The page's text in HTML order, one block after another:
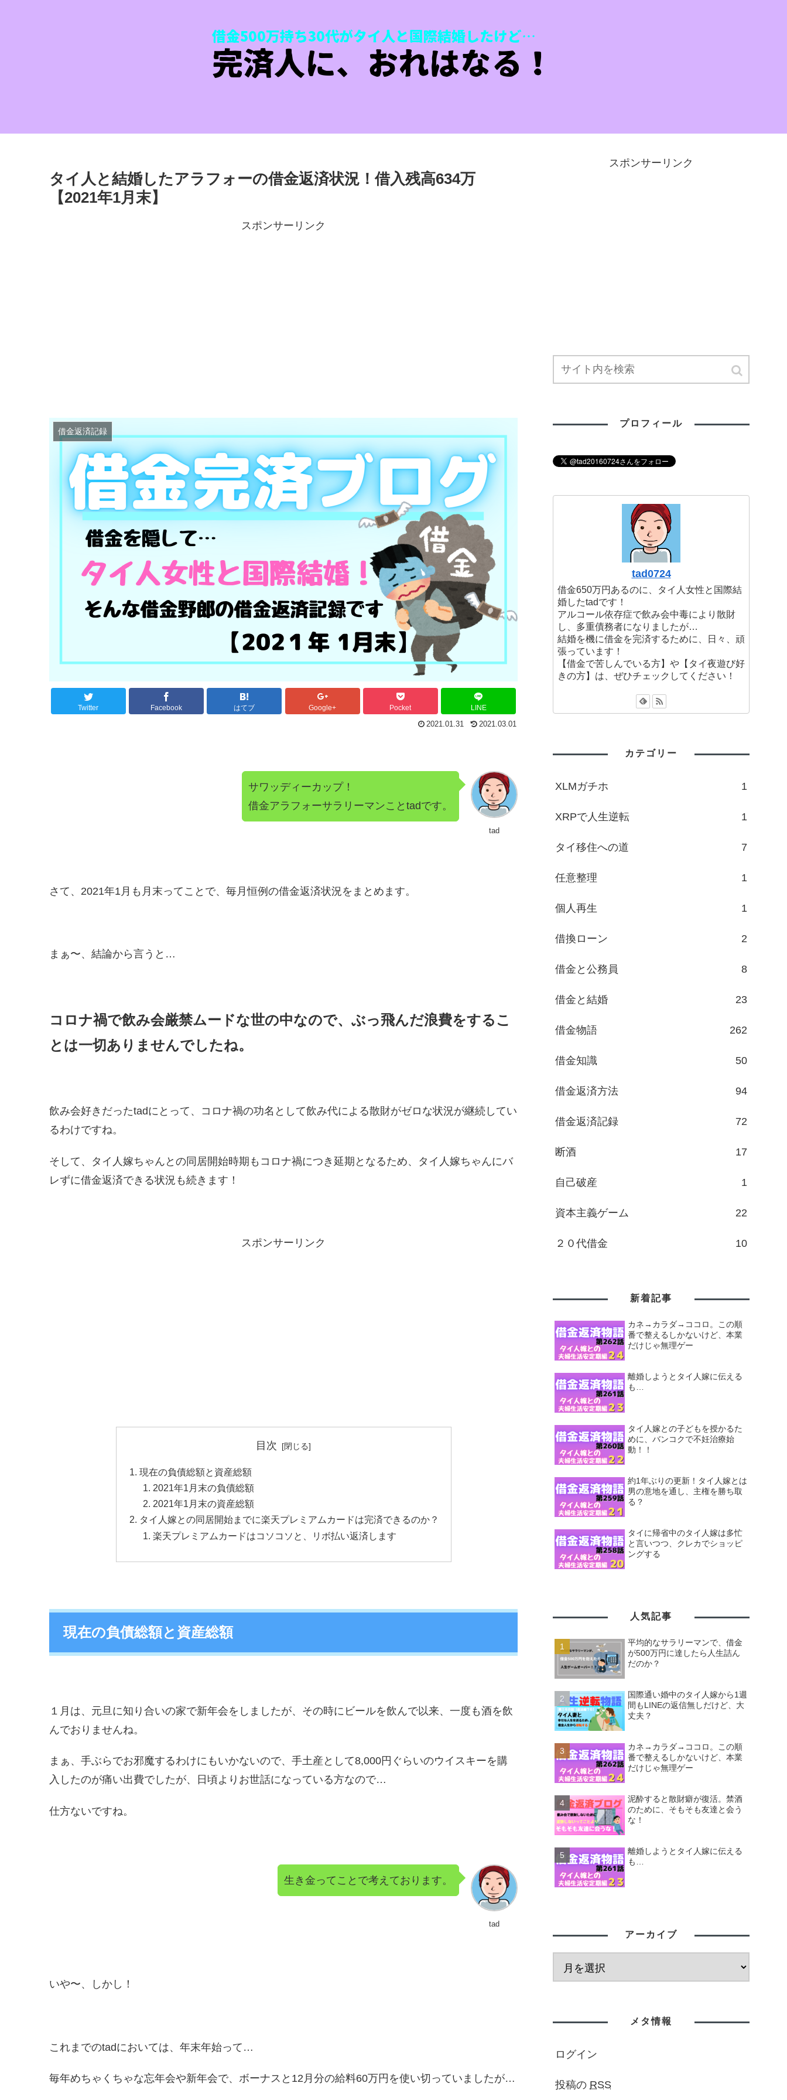
タイ人と結婚したアラフォーの借金返済状況！借入残高634万
【2021年1月末】
スポンサーリンク
借金返済記録
Twitter Facebook はてブ Google+ Pocket LINE
2021.01.31 2021.03.01
tad
サワッディーカップ！
借金アラフォーサラリーマンことtadです。
さて、2021年1月も月末ってことで、毎月恒例の借金返済状況をまとめます。
まぁ〜、結論から言うと…
コロナ禍で飲み会厳禁ムードな世の中なので、ぶっ飛んだ浪費をするこ
とは一切ありませんでしたね。
飲み会好きだったtadにとって、コロナ禍の功名として飲み代による散財がゼロな状況が継続してい
るわけですね。
そして、タイ人嫁ちゃんとの同居開始時期もコロナ禍につき延期となるため、タイ人嫁ちゃんにバ
レずに借金返済できる状況も続きます！
スポンサーリンク
目次
現在の負債総額と資産総額
2021年1月末の負債総額
2021年1月末の資産総額
タイ人嫁との同居開始までに楽天プレミアムカードは完済できるのか？
楽天プレミアムカードはコソコソと、リボ払い返済します
現在の負債総額と資産総額
１月は、元旦に知り合いの家で新年会をしましたが、その時にビールを飲んで以来、一度も酒を飲
んでおりませんね。
まぁ、手ぶらでお邪魔するわけにもいかないので、手土産として8,000円ぐらいのウイスキーを購
入したのが痛い出費でしたが、日頃よりお世話になっている方なので…
仕方ないですね。
tad
生き金ってことで考えております。
いや〜、しかし！
これまでのtadにおいては、年末年始って…
毎年めちゃくちゃな忘年会や新年会で、ボーナスと12月分の給料60万円を使い切っていましたが…
スポンサーリンク
プロフィール
tad0724
借金650万円あるのに、タイ人女性と国際結
婚したtadです！
アルコール依存症で飲み会中毒により散財
し、多重債務者になりましたが…
結婚を機に借金を完済するために、日々、頑
張っています！
【借金で苦しんでいる方】や【タイ夜遊び好
きの方】は、ぜひチェックしてください！
カテゴリー
XLMガチホ 1
XRPで人生逆転 1
タイ移住への道 7
任意整理 1
個人再生 1
借換ローン 2
借金と公務員 8
借金と結婚 23
借金物語 262
借金知識 50
借金返済方法 94
借金返済記録 72
断酒 17
自己破産 1
資本主義ゲーム 22
２０代借金 10
新着記事
カネ→カラダ→ココロ。この順
番で整えるしかないけど、本業
だけじゃ無理ゲー
離婚しようとタイ人嫁に伝える
も…
タイ人嫁との子どもを授かるた
めに、バンコクで不妊治療始
動！！
約1年ぶりの更新！タイ人嫁とは
男の意地を通し、主権を勝ち取
る？
タイに帰省中のタイ人嫁は多忙
と言いつつ、クレカでショッピ
ングする
人気記事
平均的なサラリーマンで、借金
が500万円に達したら人生詰ん
だのか？
国際通い婚中のタイ人嫁から1週
間もLINEの返信無しだけど、大
丈夫？
カネ→カラダ→ココロ。この順
番で整えるしかないけど、本業
だけじゃ無理ゲー
泥酔すると散財癖が復活。禁酒
のために、そもそも友達と会う
な！
離婚しようとタイ人嫁に伝える
も…
アーカイブ
メタ情報
ログイン
投稿の RSS